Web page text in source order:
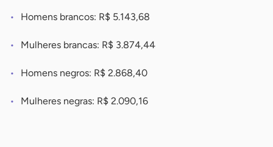
Homens brancos: R$ 5.143,68
Mulheres brancas: R$ 3.874,44
Homens negros: R$ 2.868,40
Mulheres negras: R$ 2.090,16